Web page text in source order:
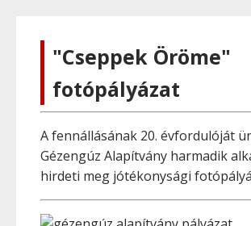
"Cseppek Öröme"
fotópályázat
A fennállásának 20. évfordulóját
Gézengúz Alapítvány harmadik
hirdeti meg jótékonysági